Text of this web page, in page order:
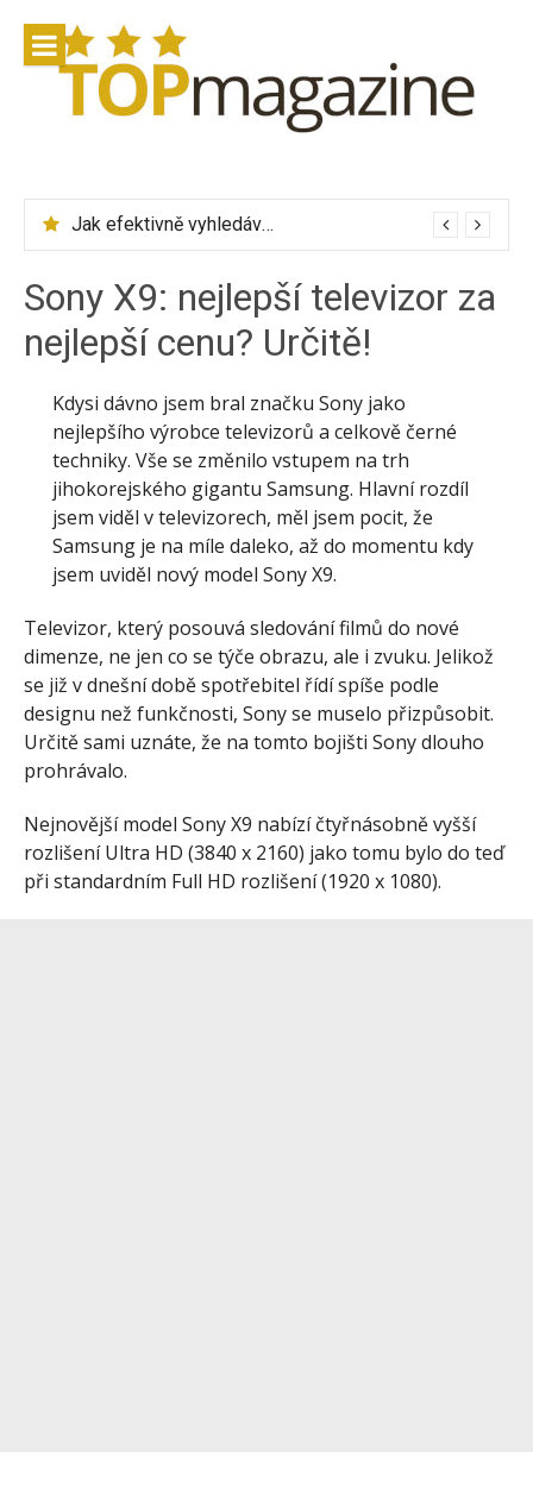
obsah
Jak efektivně vyhledávat letenky přes Skyscanner
Sony X9: nejlepší televizor za
nejlepší cenu? Určitě!
Kdysi dávno jsem bral značku Sony jako
nejlepšího výrobce televizorů a celkově černé
techniky. Vše se změnilo vstupem na trh
jihokorejského gigantu Samsung. Hlavní rozdíl
jsem viděl v televizorech, měl jsem pocit, že
Samsung je na míle daleko, až do momentu kdy
jsem uviděl nový model Sony X9.
Televizor, který posouvá sledování filmů do nové
dimenze, ne jen co se týče obrazu, ale i zvuku. Jelikož
se již v dnešní době spotřebitel řídí spíše podle
designu než funkčnosti, Sony se muselo přizpůsobit.
Určitě sami uznáte, že na tomto bojišti Sony dlouho
prohrávalo.
Nejnovější model Sony X9 nabízí čtyřnásobně vyšší
rozlišení Ultra HD (3840 x 2160) jako tomu bylo do teď
při standardním Full HD rozlišení (1920 x 1080).